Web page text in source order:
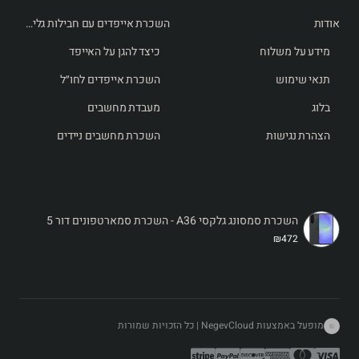
מנוי סלולרי בתשלום נסוף:
אפשרות למשלוח עד בית הלקוח באזור המרכז.
אודות
מידע על משלוח
תנאי שימוש
בלוג
הצהרת נגישות
השכרת אייפדים עם חבילות גלישה לחו״ל
כיצד להגן על האייפד
השכרת אייפדים לחו״ל
מעבדת מחשבים
השכרת מחשבים ניידים
השכרת סמסונג גלקסי A36 - השכרת סמארטפונים דור 5
₪472
מופעל באמצעות NegevCloud | כל הזכויות שמורות